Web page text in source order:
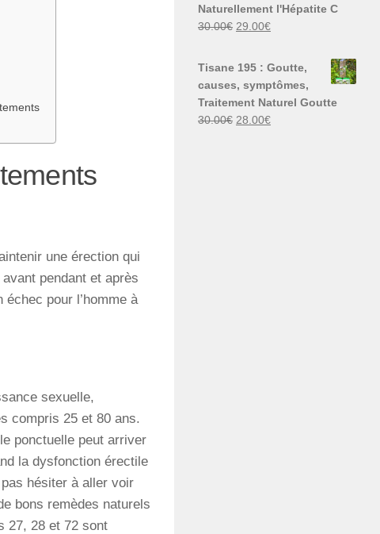
une érection qui
pendant et après
pour l’homme à
sexuelle,
compris 25 et 80 ans.
ponctuelle peut arriver
la dysfonction érectile
hésiter à aller voir
bons remèdes naturels
27, 28 et 72 sont
Naturellement l'Hépatite C
30.00€ Le
30.00€.
29.00€Le
est :
Tisane 195 : Goutte,
causes, symptômes,
Traitement Naturel Goutte
30.00€ Le
28.00€Le